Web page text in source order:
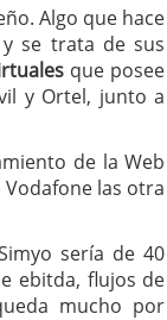
Algo que hace
se trata de sus
que posee
y Ortel, junto a
de la Web
las otra
sería de 40
ebitda, flujos de
mucho por